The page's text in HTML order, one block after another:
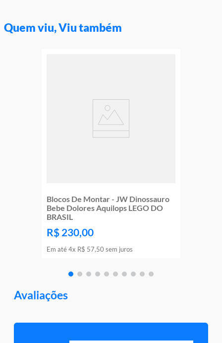
Quem viu, Viu também
Blocos De Montar - JW Dinossauro
Bebe Dolores Aquilops LEGO DO
BRASIL
R$ 230,00
Em até4x R$ 57,50 sem juros
Avaliações